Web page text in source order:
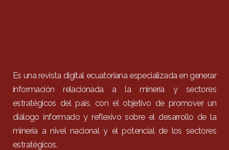
Es una revista digital ecuatoriana especializada en generar
información relacionada a la minería y sectores
estratégicos del país, con el objetivo de promover un
diálogo informado y reflexivo sobre el desarrollo de la
minería a nivel nacional y el potencial de los sectores
estratégicos.